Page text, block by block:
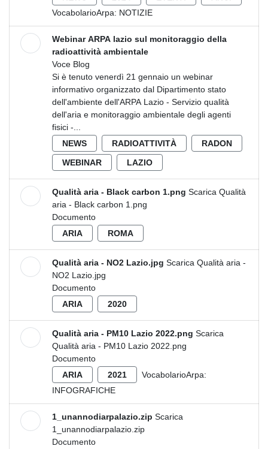
VocabolarioArpa: NOTIZIE
Webinar ARPA lazio sul monitoraggio della
radioattività ambientale
Voce Blog
Si è tenuto venerdì 21 gennaio un webinar
informativo organizzato dal Dipartimento stato
dell'ambiente dell'ARPA Lazio - Servizio qualità
dell'aria e monitoraggio ambientale degli agenti
fisici -...
NEWS
RADIOATTIVITÀ
RADON
WEBINAR
LAZIO
Qualità aria - Black carbon 1.png Scarica Qualità
aria - Black carbon 1.png
Documento
ARIA
ROMA
Qualità aria - NO2 Lazio.jpg Scarica Qualità aria -
NO2 Lazio.jpg
Documento
ARIA
2020
Qualità aria - PM10 Lazio 2022.png Scarica
Qualità aria - PM10 Lazio 2022.png
Documento
ARIA
2021
VocabolarioArpa:
INFOGRAFICHE
1_unannodiarpalazio.zip Scarica
1_unannodiarpalazio.zip
Documento